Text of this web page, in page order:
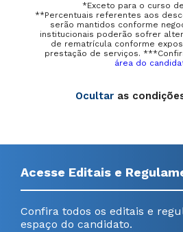
*Exceto para o curso
**Percentuais referentes aos
serão mantidos conforme
institucionais poderão sofrer
de rematrícula conforme
prestação de serviços.
área do
Ocultar as
Acesse Editais e
Confira todos os editais e
espaço do candidato.